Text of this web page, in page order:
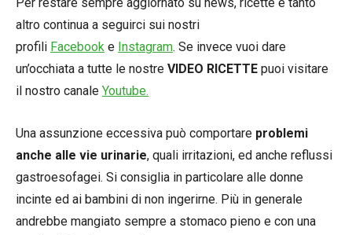
Per restare sempre aggiornato su news, ricette e tanto
altro continua a seguirci sui nostri
profili Facebook e Instagram. Se invece vuoi dare
un’occhiata a tutte le nostre VIDEO RICETTE puoi visitare
il nostro canale Youtube.
Una assunzione eccessiva può comportare problemi
anche alle vie urinarie, quali irritazioni, ed anche reflussi
gastroesofagei. Si consiglia in particolare alle donne
incinte ed ai bambini di non ingerirne. Più in generale
andrebbe mangiato sempre a stomaco pieno e con una